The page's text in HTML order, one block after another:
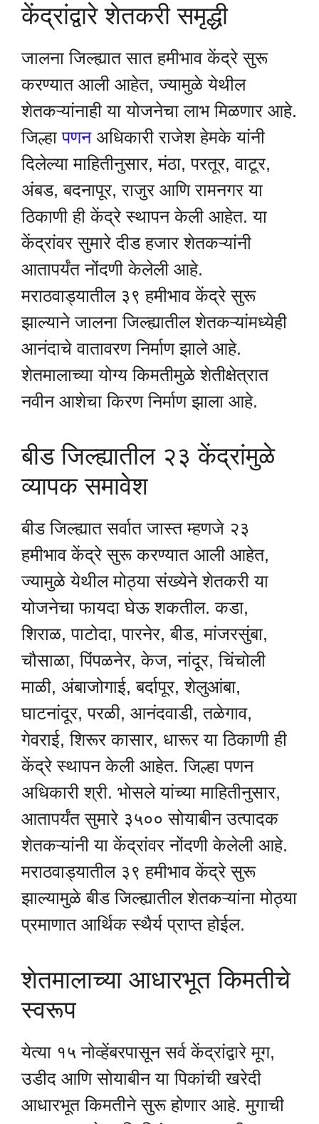
केंद्रांद्वारे शेतकरी समृद्धी
जालना जिल्ह्यात सात हमीभाव केंद्रे सुरू
करण्यात आली आहेत, ज्यामुळे येथील
शेतकऱ्यांनाही या योजनेचा लाभ मिळणार आहे.
जिल्हापणनअधिकारी राजेश हेमके यांनी
दिलेल्या माहितीनुसार, मंठा, परतूर, वाटूर,
अंबड, बदनापूर, राजुर आणि रामनगर या
ठिकाणी ही केंद्रे स्थापन केली आहेत. या
केंद्रांवर सुमारे दीड हजार शेतकऱ्यांनी
आतापर्यंत नोंदणी केलेली आहे.
मराठवाड्यातील ३९ हमीभाव केंद्रे सुरू
झाल्याने जालना जिल्ह्यातील शेतकऱ्यांमध्येही
आनंदाचे वातावरण निर्माण झाले आहे.
शेतमालाच्या योग्य किमतीमुळे शेतीक्षेत्रात
नवीन आशेचा किरण निर्माण झाला आहे.
बीड जिल्ह्यातील २३ केंद्रांमुळे
व्यापक समावेश
बीड जिल्ह्यात सर्वात जास्त म्हणजे २३
हमीभाव केंद्रे सुरू करण्यात आली आहेत,
ज्यामुळे येथील मोठ्या संख्येने शेतकरी या
योजनेचा फायदा घेऊ शकतील. कडा,
शिराळ, पाटोदा, पारनेर, बीड, मांजरसुंबा,
चौसाळा, पिंपळनेर, केज, नांदूर, चिंचोली
माळी, अंबाजोगाई, बर्दापूर, शेलुआंबा,
घाटनांदूर, परळी, आनंदवाडी, तळेगाव,
गेवराई, शिरूर कासार, धारूर या ठिकाणी ही
केंद्रे स्थापन केली आहेत. जिल्हा पणन
अधिकारी श्री. भोसले यांच्या माहितीनुसार,
आतापर्यंत सुमारे ३५०० सोयाबीन उत्पादक
शेतकऱ्यांनी या केंद्रांवर नोंदणी केलेली आहे.
मराठवाड्यातील ३९ हमीभाव केंद्रे सुरू
झाल्यामुळे बीड जिल्ह्यातील शेतकऱ्यांना मोठ्या
प्रमाणात आर्थिक स्थैर्य प्राप्त होईल.
शेतमालाच्या आधारभूत किमतीचे
स्वरूप
येत्या १५ नोव्हेंबरपासून सर्व केंद्रांद्वारे मूग,
उडीद आणि सोयाबीन या पिकांची खरेदी
आधारभूत किमतीने सुरू होणार आहे. मुगाची